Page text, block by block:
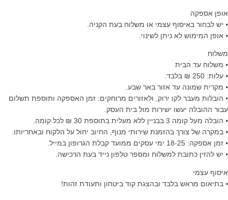
אופן אספקה
⦁ יש לבחור באיסוף עצמי או משלוח בעת הקניה.
⦁ אופן המימוש לא ניתן לשינוי.
משלוח
⦁ משלוח עד הבית
⦁ עלות: 250 ₪ בלבד.
⦁ מקרית שמונה עד אזור באר שבע.
⦁ הובלות מעבר לקו ירוק, ולאזורים מרוחקים: זמן האספקה ותוספת תשלום
עבור ההובלה יעשו ישירות מול בית העסק.
⦁ הובלה מעל קומה 3 בבניין ללא מעלית בתוספת 30 ₪ לכל קומה.
⦁ במקרה של צורך בהזמנת שירותי מנוף, החיוב יחול על הלקוח ובאחריותו.
⦁ זמן אספקה: 18-25 ימי עסקים ממועד קבלת הגרופון במייל.
⦁ יש להזין כתובת למשלוח ומספר טלפון נייד בעת הרכישה.
איסוף עצמי
⦁ בתיאום מראש בלבד ובהצגת קוד ביטחון ותעודת זהות!